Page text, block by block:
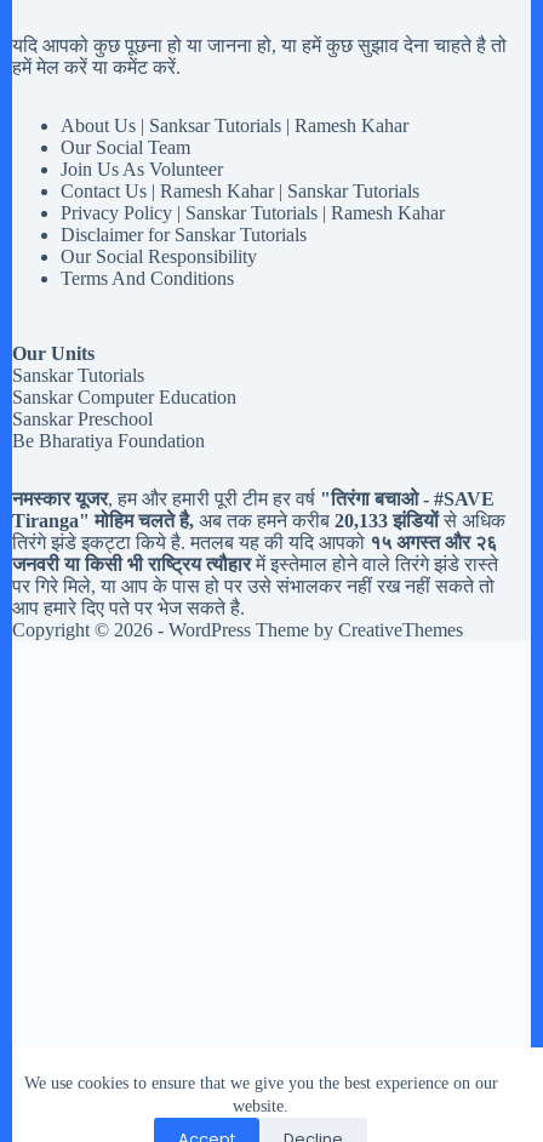
We use cookies to ensure that we give you the best experience on our
website.
यदि आपको कुछ पूछना हो या जानना हो, या हमें कुछ सुझाव देना चाहते है तो
हमें मेल करें या कमेंट करें.
About Us | Sanksar Tutorials | Ramesh Kahar
Our Social Team
Join Us As Volunteer
Contact Us | Ramesh Kahar | Sanskar Tutorials
Privacy Policy | Sanskar Tutorials | Ramesh Kahar
Disclaimer for Sanskar Tutorials
Our Social Responsibility
Terms And Conditions
Our Units
Sanskar Tutorials
Sanskar Computer Education
Sanskar Preschool
Be Bharatiya Foundation
नमस्कार यूजर, हम और हमारी पूरी टीम हर वर्ष "तिरंगा बचाओ - #SAVE
Tiranga" मोहिम चलते है, अब तक हमने करीब 20,133 झंडियोंसे अधिक
तिरंगे झंडे इकट्टा किये है. मतलब यह की यदि आपको १५ अगस्त और २६
जनवरी या किसी भी राष्ट्रिय त्यौहारमें इस्तेमाल होने वाले तिरंगे झंडे रास्ते
पर गिरे मिले, या आप के पास हो पर उसे संभालकर नहीं रख नहीं सकते तो
आप हमारे दिए पते पर भेज सकते है.
Copyright © 2026 - WordPress Theme by CreativeThemes